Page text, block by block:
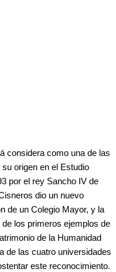
considera como una de las
origen en el Estudio
por el rey Sancho IV de
dio un nuevo
de un Colegio Mayor, y la
los primeros ejemplos de
de la Humanidad
de las cuatro universidades
este reconocimiento.